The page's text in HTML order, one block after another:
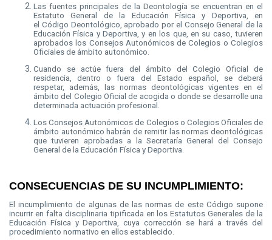
Las fuentes principales de la Deontología se encuentran en el
Estatuto General de la Educación Física y Deportiva, en
el Código Deontológico, aprobado por el Consejo General de la
Educación Física y Deportiva, y en los que, en su caso, tuvieren
aprobados los Consejos Autonómicos de Colegios o Colegios
Oficiales de ámbito autonómico.
Cuando se actúe fuera del ámbito del Colegio Oficial de
residencia, dentro o fuera del Estado español, se deberá
respetar, además, las normas deontológicas vigentes en el
ámbito del Colegio Oficial de acogida o donde se desarrolle una
determinada actuación profesional.
Los Consejos Autonómicos de Colegios o Colegios Oficiales de
ámbito autonómico habrán de remitir las normas deontológicas
que tuvieren aprobadas a la Secretaría General del Consejo
General de la Educación Física y Deportiva.
CONSECUENCIAS DE SU INCUMPLIMIENTO:
El incumplimiento de algunas de las normas de este Código supone
incurrir en falta disciplinaria tipificada en los Estatutos Generales de la
Educación Física y Deportiva, cuya corrección se hará a través del
procedimiento normativo en ellos establecido.